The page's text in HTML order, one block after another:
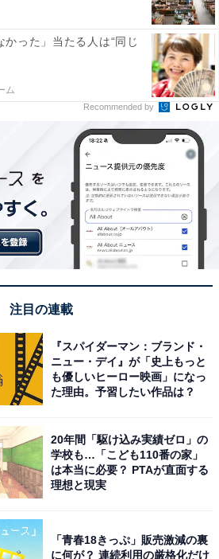
かった」当たる人は“同じ
ム
Recommended by
注目の連載
『スパイダーマン：ブランド・
ニュー・デイ』が「史上もっと
も優しいヒーロー映画」になっ
た理由。予習したい作品は？
20年間「駆け込み実績ゼロ」の
学校も…「こども110番の家」
は本当に必要？ PTAが直面する
理想と現実
「青春18きっぷ」販売激減の裏
に何が？ 連続利用の厳格化だけ